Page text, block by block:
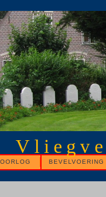
BEVELVOERING